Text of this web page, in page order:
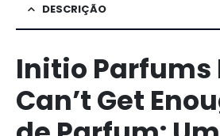
DESCRIÇÃO
Initio Parfums
Can’t Get